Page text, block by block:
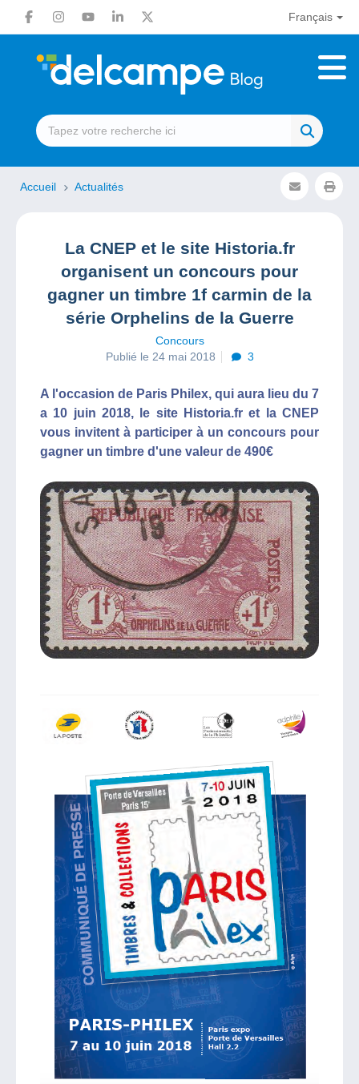
Français
Accueil Actualités
La CNEP et le site Historia.fr
organisent un concours pour
gagner un timbre 1f carmin de la
série Orphelins de la Guerre
Concours
Publié le 24 mai 2018
3
A l'occasion de Paris Philex, qui aura lieu du 7
a 10 juin 2018, le site Historia.fr et la CNEP
vous invitent à participer à un concours pour
gagner un timbre d'une valeur de 490€